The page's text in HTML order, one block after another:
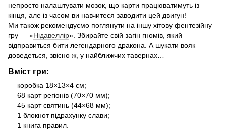
непросто налаштувати мозок, що карти працюватимуть із
кінця, але із часом ви навчитеся заводити цей двигун!
Ми також рекомендуємо поглянути на іншу хітову фентезійну
гру — «Нідавеллір». Збирайте свій загін гномів, який
відправиться бити легендарного дракона. А шукати вояк
доведеться, звісно ж, у найближчих тавернах…
Вміст гри:
— коробка 18×13×4 см;
— 68 карт регіонів (70×70 мм);
— 45 карт святинь (44×68 мм);
— 1 блокнот підрахунку слави;
— 1 книга правил.